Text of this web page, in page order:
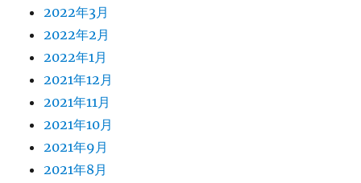
2022年3月
2022年2月
2022年1月
2021年12月
2021年11月
2021年10月
2021年9月
2021年8月